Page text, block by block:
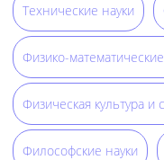
Технические науки
Физико-
Физическая культура и
Философские науки